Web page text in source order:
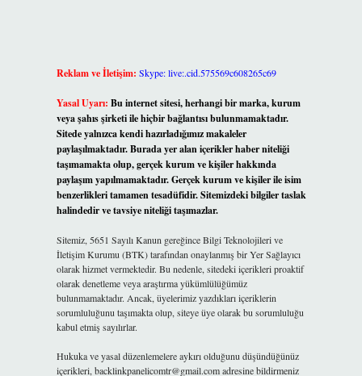
Reklam ve İletişim: Skype: live:.cid.575569c608265c69
Yasal Uyarı: Bu internet sitesi, herhangi bir marka, kurum
veya şahıs şirketi ile hiçbir bağlantısı bulunmamaktadır.
Sitede yalnızca kendi hazırladığımız makaleler
paylaşılmaktadır. Burada yer alan içerikler haber niteliği
taşımamakta olup, gerçek kurum ve kişiler hakkında
paylaşım yapılmamaktadır. Gerçek kurum ve kişiler ile isim
benzerlikleri tamamen tesadüfidir. Sitemizdeki bilgiler taslak
halindedir ve tavsiye niteliği taşımazlar.
Sitemiz, 5651 Sayılı Kanun gereğince Bilgi Teknolojileri ve
İletişim Kurumu (BTK) tarafından onaylanmış bir Yer Sağlayıcı
olarak hizmet vermektedir. Bu nedenle, sitedeki içerikleri proaktif
olarak denetleme veya araştırma yükümlülüğümüz
bulunmamaktadır. Ancak, üyelerimiz yazdıkları içeriklerin
sorumluluğunu taşımakta olup, siteye üye olarak bu sorumluluğu
kabul etmiş sayılırlar.
Hukuka ve yasal düzenlemelere aykırı olduğunu düşündüğünüz
içerikleri, backlinkpanelicomtr@gmail.comadresine bildirmeniz